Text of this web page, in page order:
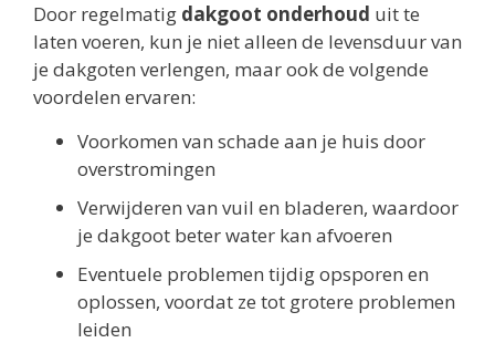
Door regelmatig dakgoot onderhoud uit te
laten voeren, kun je niet alleen de levensduur van
je dakgoten verlengen, maar ook de volgende
voordelen ervaren:
Voorkomen van schade aan je huis door
overstromingen
Verwijderen van vuil en bladeren, waardoor
je dakgoot beter water kan afvoeren
Eventuele problemen tijdig opsporen en
oplossen, voordat ze tot grotere problemen
leiden